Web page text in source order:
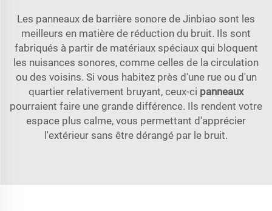
Les panneaux de barrière sonore de Jinbiao sont les
meilleurs en matière de réduction du bruit. Ils sont
fabriqués à partir de matériaux spéciaux qui bloquent
les nuisances sonores, comme celles de la circulation
ou des voisins. Si vous habitez près d'une rue ou d'un
quartier relativement bruyant, ceux-ci panneaux
pourraient faire une grande différence. Ils rendent votre
espace plus calme, vous permettant d'apprécier
l'extérieur sans être dérangé par le bruit.